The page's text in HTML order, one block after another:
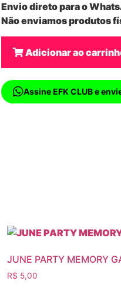
Envio direto para o
Não enviamos produtos
Adicionar ao
Assine EFK CLUB e
JUNE PARTY MEMORY
R$ 5,00